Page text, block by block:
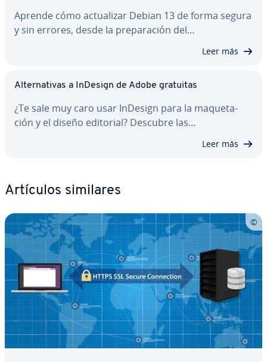
Aprende cómo ac­tua­li­zar Debian 13 de forma segura
y sin errores, desde la pre­pa­ra­ción del…
Leer más
Al­te­r­na­ti­vas a InDesign de Adobe gratuitas
¿Te sale muy caro usar InDesign para la ma­que­ta­
ción y el diseño editorial? Descubre las…
Leer más
Artículos similares